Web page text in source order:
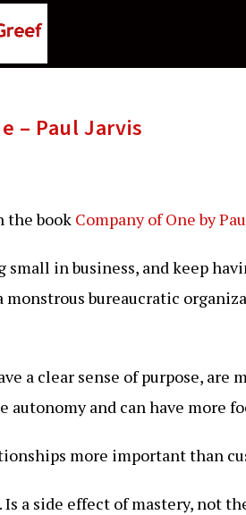
– Paul Jarvis
the book Company of One by
small in business, and keep
monstrous bureaucratic
a clear sense of purpose, are
autonomy and can have more
more important than
Is a side effect of mastery, not